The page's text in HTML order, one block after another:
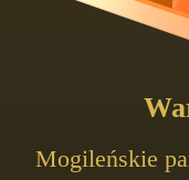
Mogileńskie